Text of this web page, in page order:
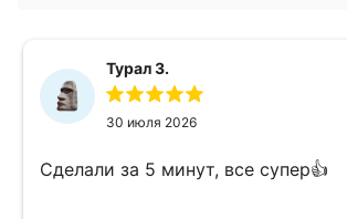
Турал З.
30 июля 2026
Сделали за 5 минут, все супер👍